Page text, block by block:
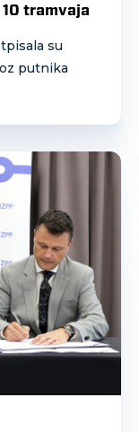
tramvaja
su
putnika